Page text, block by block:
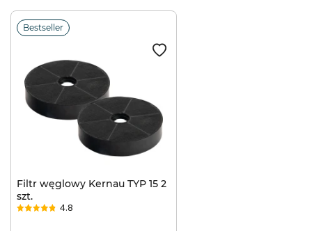
Bestseller
Filtr węglowy Kernau TYP 15 2
szt.
4.8